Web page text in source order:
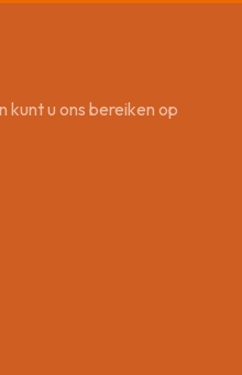
u ons bereiken op